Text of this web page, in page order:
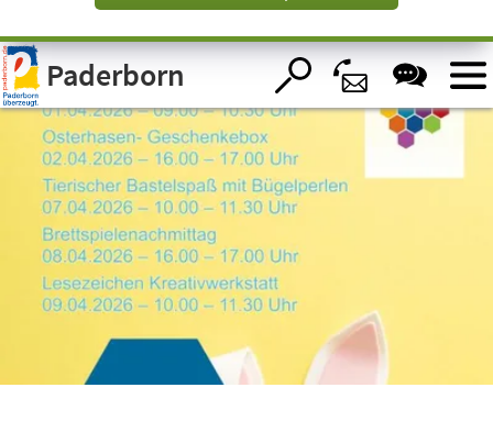
Visuelle
Assistenzsoftware
öffnen.Paderborn